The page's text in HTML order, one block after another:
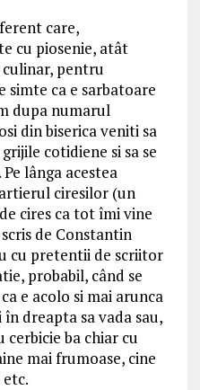
care,
cu piosenie, atât
pentru
simte ca e sarbatoare
dupa numarul
din biserica veniti sa
cotidiene si sa se
lânga acestea
ciresilor (un
cires ca tot îmi vine
de Constantin
cu pretentii de scriitor
probabil, când se
e acolo si mai arunca
dreapta sa vada sau,
cerbicie ba chiar cu
mai frumoase, cine